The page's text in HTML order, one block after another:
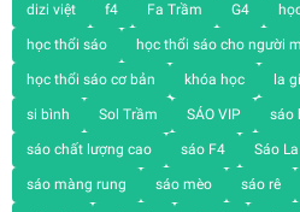
dizi việt f4 Fa Trầm G4
học thổi sáo học thổi sáo cho người
học thổi sáo cơ bản khóa học la
si bình Sol Trầm SÁO VIP sáo
sáo chất lượng cao sáo F4 Sáo La
sáo màng rung sáo mèo sáo rê